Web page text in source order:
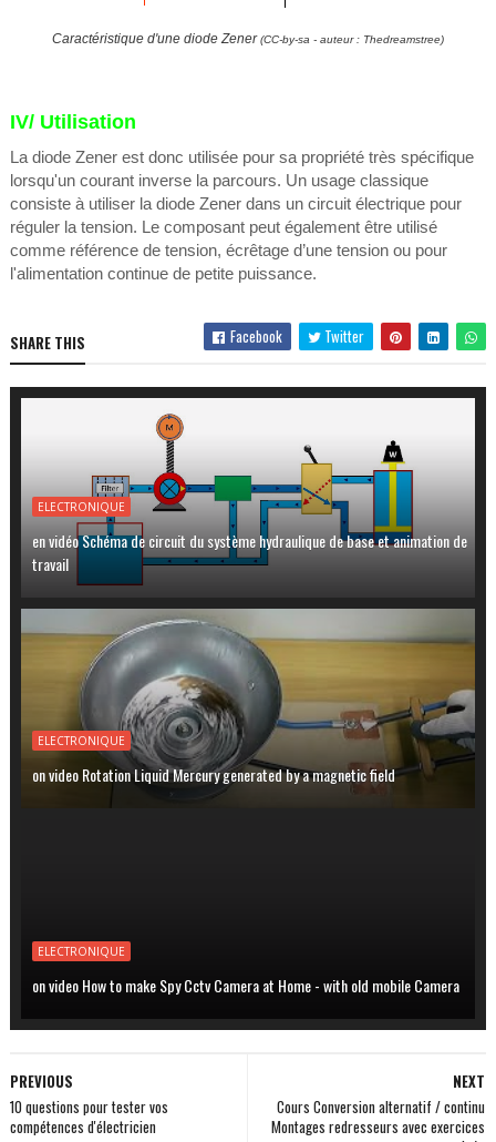
Caractéristique d'une diode Zener(CC-by-sa - auteur : Thedreamstree)
IV/ Utilisation
La diode Zener est donc utilisée pour sa propriété très spécifique
lorsqu'un courant inverse la parcours. Un usage classique
consiste à utiliser la diode Zener dans un circuit électrique pour
réguler la tension. Le composant peut également être utilisé
comme référence de tension, écrêtage d’une tension ou pour
l'alimentation continue de petite puissance.
SHARE THIS Facebook Twitter
ELECTRONIQUE
en vidéo Schéma de circuit du système hydraulique de base et animation de
travail
ELECTRONIQUE
on video Rotation Liquid Mercury generated by a magnetic field
ELECTRONIQUE
on video How to make Spy Cctv Camera at Home - with old mobile Camera
NEXT
Cours Conversion alternatif / continu
Montages redresseurs avec exercices
PREVIOUS
10 questions pour tester vos
compétences d'électricien